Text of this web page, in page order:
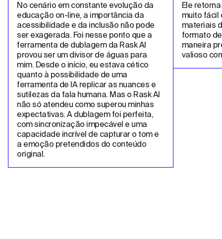
No cenário em constante evolução da
educação on-line, a importância da
acessibilidade e da inclusão não pode
ser exagerada. Foi nesse ponto que a
ferramenta de dublagem da Rask AI
provou ser um divisor de águas para
mim. Desde o início, eu estava cético
quanto à possibilidade de uma
ferramenta de IA replicar as nuances e
sutilezas da fala humana. Mas o Rask AI
não só atendeu como superou minhas
expectativas. A dublagem foi perfeita,
com sincronização impecável e uma
capacidade incrível de capturar o tom e
a emoção pretendidos do conteúdo
original.
Ele
muito fácil
materiais
formato
maneira
valioso